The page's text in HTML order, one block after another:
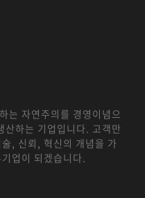
는 자연주의를 경영이념으
산하는 기업입니다. 고객만
, 신뢰, 혁신의 개념을 가
업이 되겠습니다.